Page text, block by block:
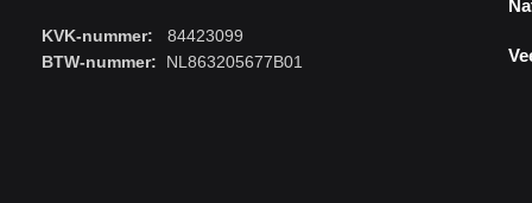
KVK-nummer: 84423099
BTW-nummer: NL863205677B01